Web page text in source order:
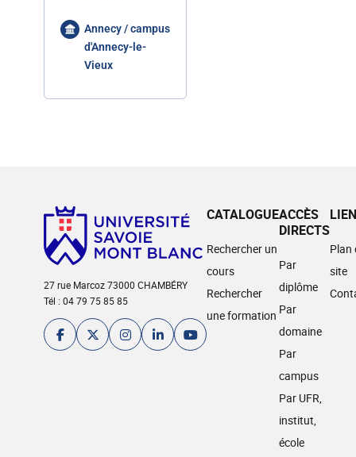
Annecy / campus
d'Annecy-le-
Vieux
27 rue Marcoz 73000 CHAMBÉRY
Tél : 04 79 75 85 85
CATALOGUE
Rechercher un
cours
Rechercher
une formation
ACCÈS
DIRECTS
Par
diplôme
Par
domaine
Par
campus
Par UFR,
institut,
école
Plan
site